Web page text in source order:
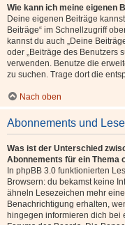
Wie kann ich meine eigenen
Deine eigenen Beiträge
Beiträge“ im Schnellzugriff
kannst du auch „Deine
oder „Beiträge des Benutzers
verwenden. Benutze die
zu suchen. Trage dort die
Nach oben
Abonnements und
Was ist der Unterschied
Abonnements für ein Thema
In phpBB 3.0 funktionierten
Browsern: du bekamst keine
ähneln Lesezeichen mehr
Benachrichtigung erhalten,
hingegen informieren dich bei